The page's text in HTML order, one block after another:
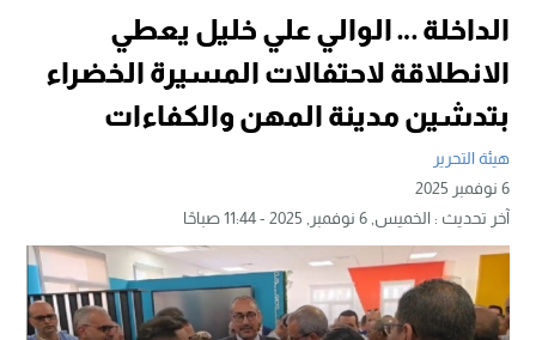
الداخلة … الوالي علي خليل يعطي
الانطلاقة لاحتفالات المسيرة الخضراء
بتدشين مدينة المهن والكفاءات
هيئة التحرير
6 نوفمبر 2025
آخر تحديث :الخميس, 6 نوفمبر, 2025 - 11:44 صباحًا